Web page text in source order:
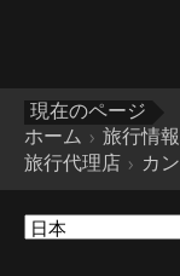
現在のページ
ホーム
旅行情報
旅行代理店
カ